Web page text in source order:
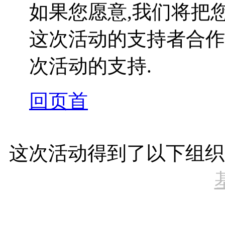
如果您愿意,我们将把
这次活动的支持者合
次活动的支持.
回页首
这次活动得到了以下组